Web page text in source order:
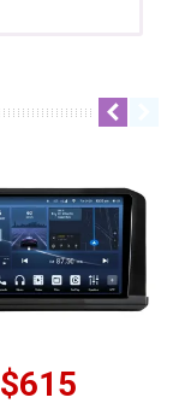
$615